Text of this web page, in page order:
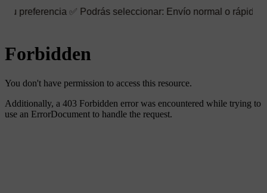
✅ Podrás seleccionar: Envío normal o rápido ☑️